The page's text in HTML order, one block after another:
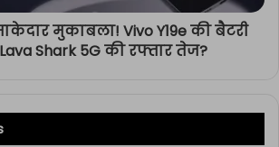
मुकाबला! Vivo Y19e की बैटरी
Lava Shark 5G की रफ्तार तेज?